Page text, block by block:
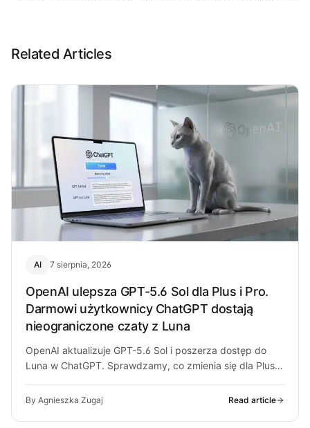
Related Articles
AI 7 sierpnia, 2026
OpenAI ulepsza GPT-5.6 Sol dla Plus i Pro.
Darmowi użytkownicy ChatGPT dostają
nieograniczone czaty z Luna
OpenAI aktualizuje GPT-5.6 Sol i poszerza dostęp do
Luna w ChatGPT. Sprawdzamy, co zmienia się dla Plus,
By Agnieszka Zugaj Read article